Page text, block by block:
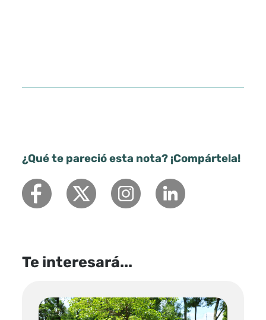
¿Qué te pareció esta nota? ¡Compártela!
Te interesará...